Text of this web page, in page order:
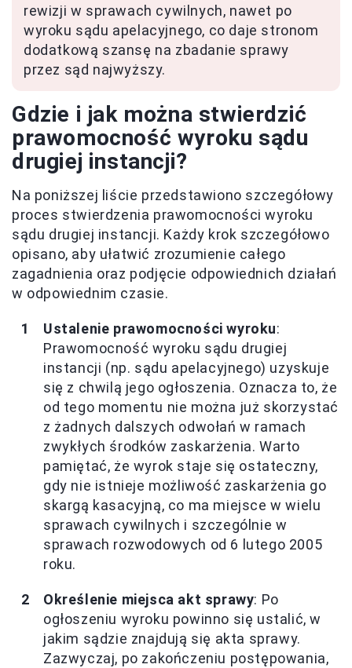
rewizji w sprawach cywilnych, nawet po
wyroku sądu apelacyjnego, co daje stronom
dodatkową szansę na zbadanie sprawy
przez sąd najwyższy.
Gdzie i jak można stwierdzić
prawomocność wyroku sądu
drugiej instancji?
Na poniższej liście przedstawiono szczegółowy
proces stwierdzenia prawomocności wyroku
sądu drugiej instancji. Każdy krok szczegółowo
opisano, aby ułatwić zrozumienie całego
zagadnienia oraz podjęcie odpowiednich działań
w odpowiednim czasie.
Ustalenie prawomocności wyroku:
Prawomocność wyroku sądu drugiej
instancji (np. sądu apelacyjnego) uzyskuje
się z chwilą jego ogłoszenia. Oznacza to, że
od tego momentu nie można już skorzystać
z żadnych dalszych odwołań w ramach
zwykłych środków zaskarżenia. Warto
pamiętać, że wyrok staje się ostateczny,
gdy nie istnieje możliwość zaskarżenia go
skargą kasacyjną, co ma miejsce w wielu
sprawach cywilnych i szczególnie w
sprawach rozwodowych od 6 lutego 2005
roku.
Określenie miejsca akt sprawy: Po
ogłoszeniu wyroku powinno się ustalić, w
jakim sądzie znajdują się akta sprawy.
Zazwyczaj, po zakończeniu postępowania,